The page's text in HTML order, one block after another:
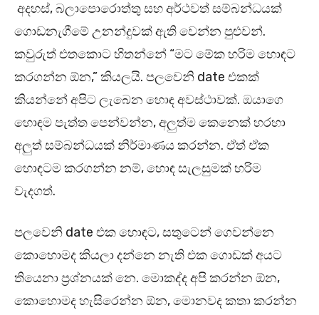
අදහස්, බලාපොරොත්තු සහ අර්ථවත් සම්බන්ධයක්
ගොඩනැගීමේ උනන්දුවක් ඇති වෙන්න පුළුවන්.
කවුරුත් එතකොට හිතන්නේ “මට මේක හරිම හොඳට
කරගන්න ඕන,” කියලයි. පලවෙනි date එකක්
කියන්නේ අපිට ලැබෙන හොඳ අවස්ථාවක්. ඔයාගෙ
හොඳම පැත්ත පෙන්වන්න, අලුත්ම කෙනෙක් හරහා
අලුත් සම්බන්ධයක් නිර්මාණය කරන්න. ඒත් ඒක
හොඳටම කරගන්න නම්, හොඳ සැලසුමක් හරිම
වැදගත්.
පලවෙනි date එක හොඳට, සතුටෙන් ගෙවන්නෙ
කොහොමද කියලා දන්නෙ නැති එක ගොඩක් අයට
තියෙනා ප්‍රශ්නයක් නෙ. මොකද්ද අපි කරන්න ඕන,
කොහොමද හැසිරෙන්න ඕන, මොනවද කතා කරන්න